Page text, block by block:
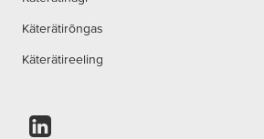
Käterätirõngas
Käterätireeling